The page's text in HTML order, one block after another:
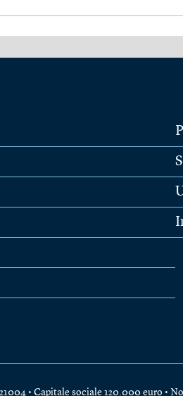
• Capitale sociale 120.000 euro •